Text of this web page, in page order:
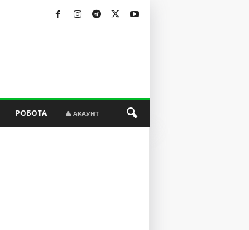
РОБОТА 👤 АКАУНТ